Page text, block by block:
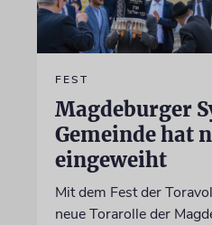
FEST
Magdeburger
Gemeinde hat
eingeweiht
Mit dem Fest der
neue Torarolle der